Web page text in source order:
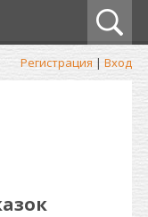
Регистрация | Вход